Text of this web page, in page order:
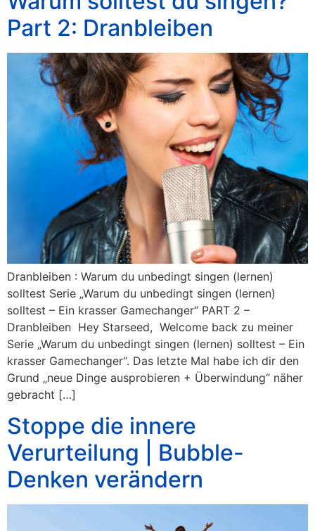
Part 2: Dranbleiben
Dranbleiben : Warum du unbedingt singen (lernen)
solltest Serie „Warum du unbedingt singen (lernen)
solltest – Ein krasser Gamechanger“ PART 2 –
Dranbleiben Hey Starseed, Welcome back zu meiner
Serie „Warum du unbedingt singen (lernen) solltest – Ein
krasser Gamechanger“. Das letzte Mal habe ich dir den
Grund „neue Dinge ausprobieren + Überwindung“ näher
gebracht […]
Stoppe die innere
Verurteilung | Bubble-
Denken verändern